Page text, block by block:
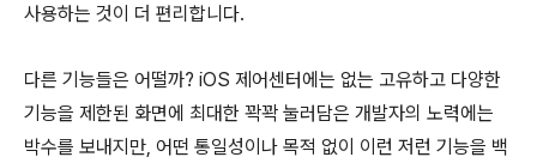
사용하는 것이 더 편리합니다.
다른 기능들은 어떨까? iOS 제어센터에는 없는 고유하고 다양한
기능을 제한된 화면에 최대한 꽉꽉 눌러담은 개발자의 노력에는
박수를 보내지만, 어떤 통일성이나 목적 없이 이런 저런 기능을 백